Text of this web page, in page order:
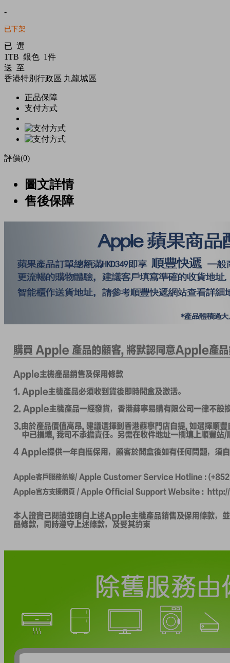
-
已下架
已 選
1TB 銀色 1件
送 至
香港特別行政區 九龍城區
正品保障
支付方式
評價(0)
圖文詳情
售後保障